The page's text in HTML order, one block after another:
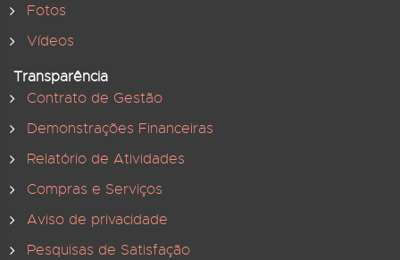
Fotos
Vídeos
Transparência
Contrato de Gestão
Demonstrações Financeiras
Relatório de Atividades
Compras e Serviços
Aviso de privacidade
Pesquisas de Satisfação